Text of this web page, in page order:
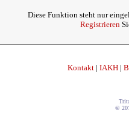
Diese Funktion steht nur
Registrieren
Kontakt | IAKH |
©